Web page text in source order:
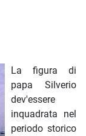
La figura di
papa Silverio
dev'essere
inquadrata nel
periodo storico